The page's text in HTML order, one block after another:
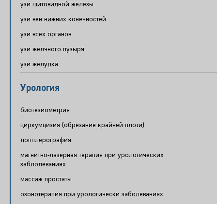
узи щитовидной железы
узи вен нижних конечностей
узи всех органов
узи желчного пузыря
узи желудка
Урология
биотезиометрия
циркумцизия (обрезание крайней плоти)
допплерография
магнитно-лазерная терапия при урологических
заблолеваниях
массаж простаты
озонотерапия при урологически заболеваниях